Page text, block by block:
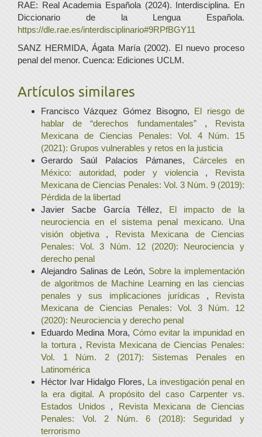
RAE: Real Academia Española (2024). Interdisciplina. En
Diccionario de la Lengua Española.
https://dle.rae.es/interdisciplinario#9RPfBGY11
SANZ HERMIDA, Ágata María (2002). El nuevo proceso
penal del menor. Cuenca: Ediciones UCLM.
Artículos similares
Francisco Vázquez Gómez Bisogno, El riesgo de
hablar de “derechos fundamentales” ,
Revista
Mexicana de Ciencias Penales: Vol. 4 Núm. 15
(2021): Grupos vulnerables y retos en la justicia
Gerardo Saúl Palacios Pámanes, Cárceles en
México: autoridad, poder y violencia ,
Revista
Mexicana de Ciencias Penales: Vol. 3 Núm. 9 (2019):
Pérdida de la libertad
Javier Sacbe García Téllez,
El impacto de la
neurociencia en el sistema penal mexicano. Una
visión objetiva ,
Revista Mexicana de Ciencias
Penales: Vol. 3 Núm. 12 (2020): Neurociencia y
derecho penal
Alejandro Salinas de León, Sobre la implementación
de algoritmos de Machine Learning en las ciencias
penales y sus implicaciones jurídicas ,
Revista
Mexicana de Ciencias Penales: Vol. 3 Núm. 12
(2020): Neurociencia y derecho penal
Eduardo Medina Mora, Cómo evitar la impunidad en
la tortura , Revista Mexicana de Ciencias Penales:
Vol. 1 Núm. 2 (2017): Sistemas Penales en
Latinomérica
Héctor Ivar Hidalgo Flores, La investigación penal en
la era digital. A propósito del caso Carpenter vs.
Estados Unidos ,
Revista Mexicana de Ciencias
Penales: Vol. 2 Núm. 6 (2018): Seguridad y
terrorismo